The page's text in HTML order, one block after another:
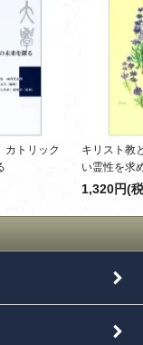
トリック
キリスト教
い霊性を求
1,320円(